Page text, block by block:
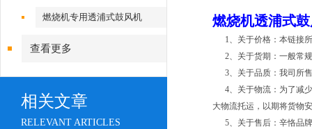
燃烧机专用透浦式鼓风机
查看更多
相关文章
RELEVANT ARTICLES
燃烧机透浦式
1、关于价格：本链接所
2、关于货期：一般常规
3、关于品质：我司所售
4、关于物流：为了减少
大物流托运，以期将货物
5、关于售后：辛恪品牌